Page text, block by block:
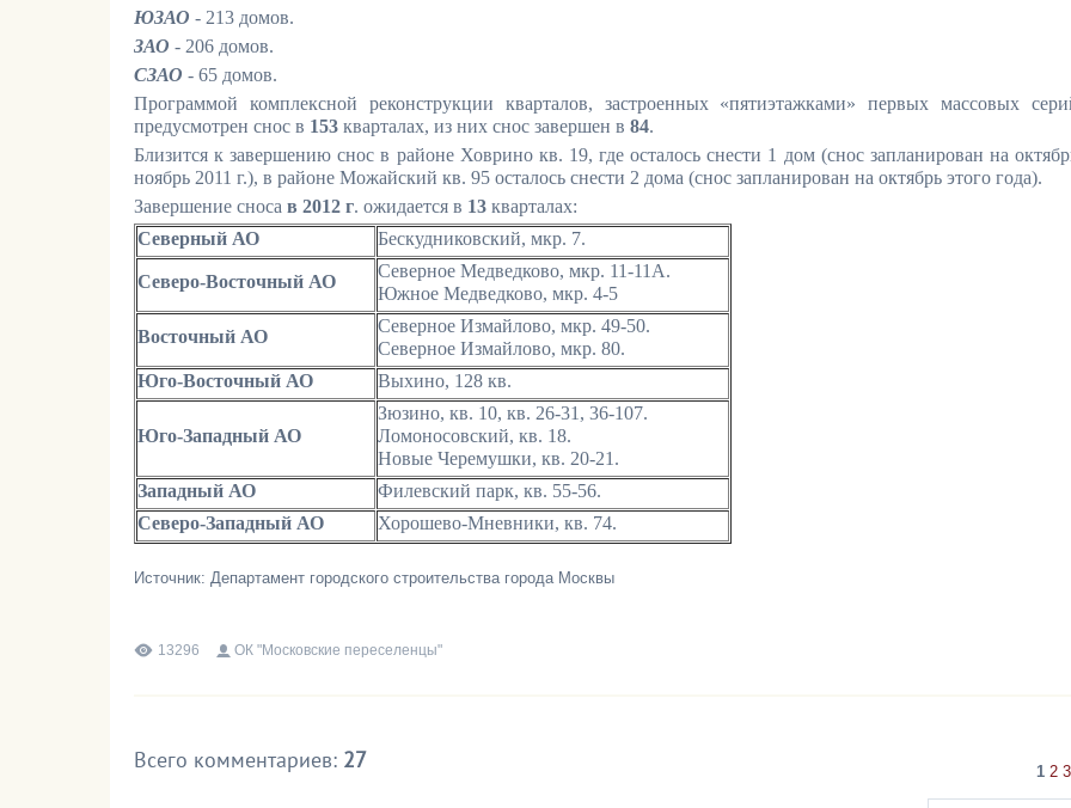
ЮЗАО - 213 домов.
ЗАО - 206 домов.
СЗАО - 65 домов.
Программой комплексной реконструкции кварталов, застроенных «пятиэтажками» первых массовых
предусмотрен снос в 153 кварталах, из них снос завершен в 84.
Близится к завершению снос в районе Ховрино кв. 19, где осталось снести 1 дом (снос запланирован на
ноябрь 2011 г.), в районе Можайский кв. 95 осталось снести 2 дома (снос запланирован на октябрь этого года).
Завершение сноса в 2012 г. ожидается в 13 кварталах:
Северный АО
Бескудниковский, мкр. 7.
Северо-Восточный АО
Северное Медведково, мкр. 11-11А.
Южное Медведково, мкр. 4-5
Восточный АО
Северное Измайлово, мкр. 49-50.
Северное Измайлово, мкр. 80.
Юго-Восточный АО
Выхино, 128 кв.
Юго-Западный АО
Зюзино, кв. 10, кв. 26-31, 36-107.
Ломоносовский, кв. 18.
Новые Черемушки, кв. 20-21.
Западный АО
Филевский парк, кв. 55-56.
Северо-Западный АО Хорошево-Мневники, кв. 74.
Источник: Департамент городского строительства города Москвы
13296 ОК "Московские переселенцы"
Всего комментариев: 27 1 2 3